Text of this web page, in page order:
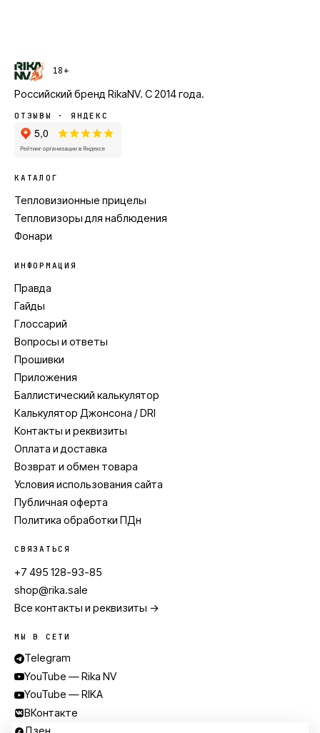
18+
Российский бренд RikaNV. С2014года.
ОТЗЫВЫ · ЯНДЕКС
КАТАЛОГ
Тепловизионные прицелы
Тепловизоры для наблюдения
Фонари
ИНФОРМАЦИЯ
Правда
Гайды
Глоссарий
Вопросы и ответы
Прошивки
Приложения
Баллистический калькулятор
Калькулятор Джонсона / DRI
Контакты и реквизиты
Оплата и доставка
Возврат и обмен товара
Условия использования сайта
Публичная оферта
Политика обработки ПДн
СВЯЗАТЬСЯ
+7 495 128-93-85
shop@rika.sale
Все контакты и реквизиты →
МЫ В СЕТИ
Telegram
YouTube — Rika NV
YouTube — RIKA
ВКонтакте